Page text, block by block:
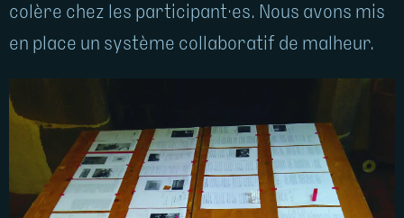
colère chez les participant·es. Nous avons mis
en place un système collaboratif de malheur.